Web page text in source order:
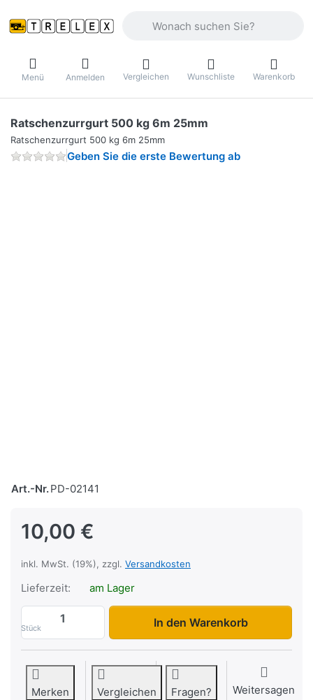
Menü Anmelden Vergleichen Wunschliste Warenkorb
Ratschenzurrgurt 500 kg 6m 25mm
Ratschenzurrgurt 500 kg 6m 25mm
Geben Sie die erste Bewertung ab
Art.-Nr.PD-02141
10,00 €
inkl. MwSt. (19%), zzgl. Versandkosten
Lieferzeit: am Lager
Stück
Ratschenzurrgurt 500 kg 6m 25mm zu
In den Warenkorb
Merken Vergleichen Fragen? Weitersagen